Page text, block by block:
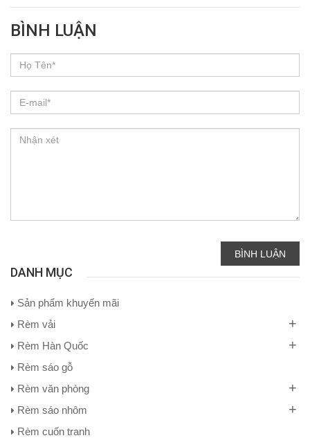
BÌNH LUẬN
BÌNH LUẬN
DANH MỤC
Sản phẩm khuyến mãi
Rèm vải
+
Rèm Hàn Quốc +
Rèm sáo gỗ
Rèm văn phòng
+
Rèm sáo nhôm +
Rèm cuốn tranh